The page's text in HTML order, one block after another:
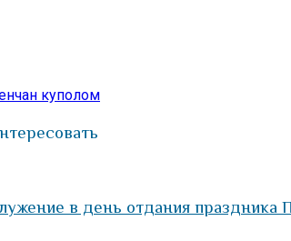
куполом
в день отдания праздника